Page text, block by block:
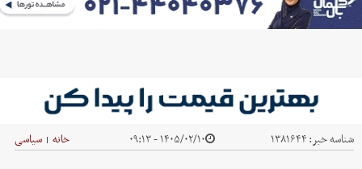
شناسه خبر:۱۳۸۱۶۴۴ ۱۴۰۵/۰۲/۱۰ - ۰۹:۱۳ خانه | سیاسی